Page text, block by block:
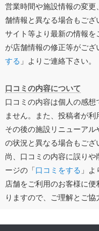
営業時間や施設情報の変
舗情報と異なる場合もご
サイト等より最新の情報
が店舗情報の修正等がご
する 」よりご連絡下さい。
口コミの内容について
口コミの内容は個人の感
ません。また、投稿者が利
その後の施設リニューア
の状況と異なる場合もござ
尚、口コミの内容に誤り
ージの「口コミをする 」よ
店舗をご利用のお客様に
りますので、ご理解とご協